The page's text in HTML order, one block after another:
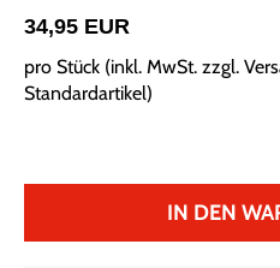
34,95 EUR
pro Stück (inkl. MwSt. zzgl.
Standardartikel)
IN DEN